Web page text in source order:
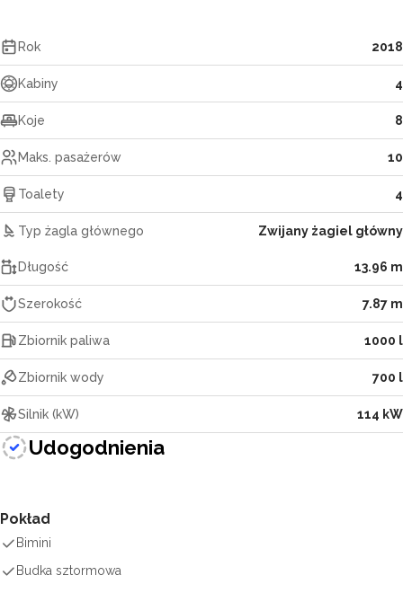
Rok 2018
Kabiny 4
Koje 8
Maks. pasażerów 10
Toalety 4
Typ żagla głównego Zwijany żagiel główny
Długość 13.96 m
Szerokość 7.87 m
Zbiornik paliwa 1000 l
Zbiornik wody 700 l
Silnik (kW) 114 kW
Udogodnienia
Pokład
Bimini
Budka sztormowa